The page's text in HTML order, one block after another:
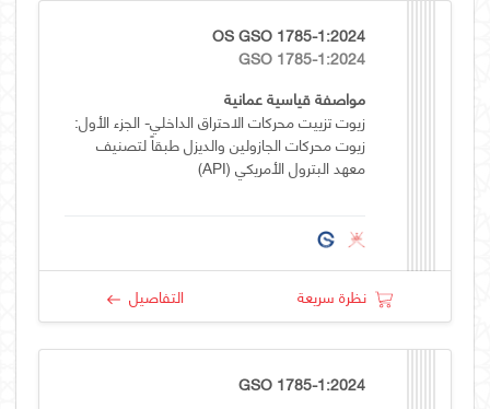
OS GSO 1785-1:2024
GSO 1785-1:2024
مواصفة قياسية عمانية
زيوت تزييت محركات الاحتراق الداخلي- الجزء الأول:
زيوت محركات الجازولين والديزل طبقاً لتصنيف
معهد البترول الأمريكي (API)
نظرة سريعة التفاصيل
GSO 1785-1:2024